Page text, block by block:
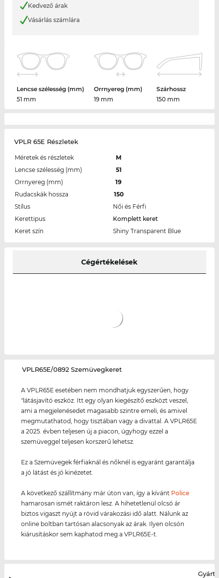
Kedvező árak
Vásárlás számlára
Lencse szélesség (mm)
51 mm
Orrnyereg (mm)
19 mm
Szárhossz
150 mm
VPLR 65E Részletek
Méretek és részletek
M
Lencse szélesség (mm)
51
Orrnyereg (mm)
19
Rudacskák hossza
150
Stílus
Női és Férfi
Kerettipus
Komplett keret
Keret szín
Shiny Transparent Blue
Cégértékelések
‌VPLR65E/0892 Szemüvegkeret
A VPLR65E esetében nem mondhatjuk egyszerűen, hogy
"látásjavító eszköz. Itt egy olyan kiegészítő eszközt veszel,
ami a megjelenésedet magasabb szintre emeli, és amivel
megmutathatod, hogy tisztában vagy a divattal. A VPLR65E
a 2025. évben teljesen új a piacon, úgyhogy ezzel a
szemüveggel teljesen korszerű lehetsz.
Ez a Szemüvegek férfiaknál és nőknél is egyaránt garantálja
a jó látást és jó kinézetet.
A következő szállítmány már úton van, így a kívánt Police
hamarosan ismét raktáron lesz. A hihetetlenül olcsó ár
biztos vigaszt nyújt a rövid várakozási idő alatt. Nálunk az
online boltban tartósan alacsonyak az árak. Ilyen olcsón
kiárusításkor sem kaphatod meg a VPLR65E-t.